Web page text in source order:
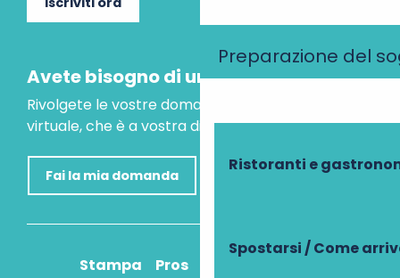
Preparazione del
Ristoranti e
Spostarsi / Come
Avete bisogno di un consiglio?
Rivolgete le vostre domande al nostro assistente
virtuale, che è a vostra disposizione per aiutarvi.
Fai la mia domanda
Stampa Pros